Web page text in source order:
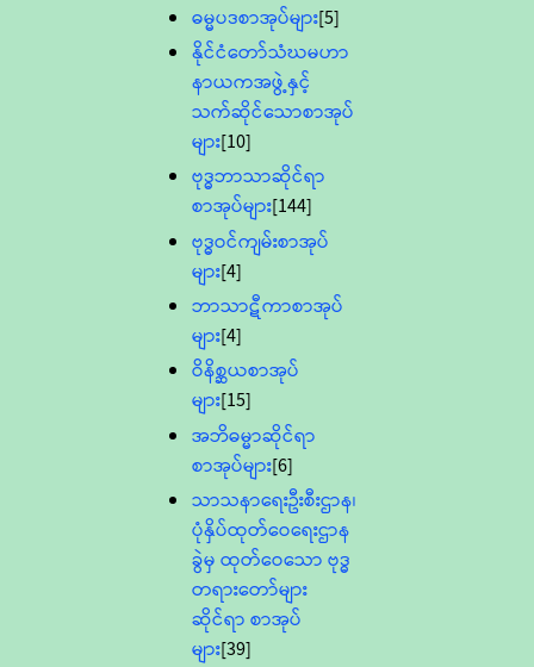
ဓမ္မပဒစာအုပ်များ[5]
နိုင်ငံတော်သံဃမဟာ
နာယကအဖွဲ့နှင့်
သက်ဆိုင်သောစာအုပ်
များ[10]
ဗုဒ္ဓဘာသာဆိုင်ရာ
စာအုပ်များ[144]
ဗုဒ္ဓဝင်ကျမ်းစာအုပ်
များ[4]
ဘာသာဋီကာစာအုပ်
များ[4]
ဝိနိစ္ဆယစာအုပ်
များ[15]
အဘိဓမ္မာဆိုင်ရာ
စာအုပ်များ[6]
သာသနာရေးဦးစီးဌာန၊
ပုံနှိပ်ထုတ်ဝေရေးဌာန
ခွဲမှ ထုတ်ဝေသော ဗုဒ္ဓ
တရားတော်များ
ဆိုင်ရာ စာအုပ်
များ[39]